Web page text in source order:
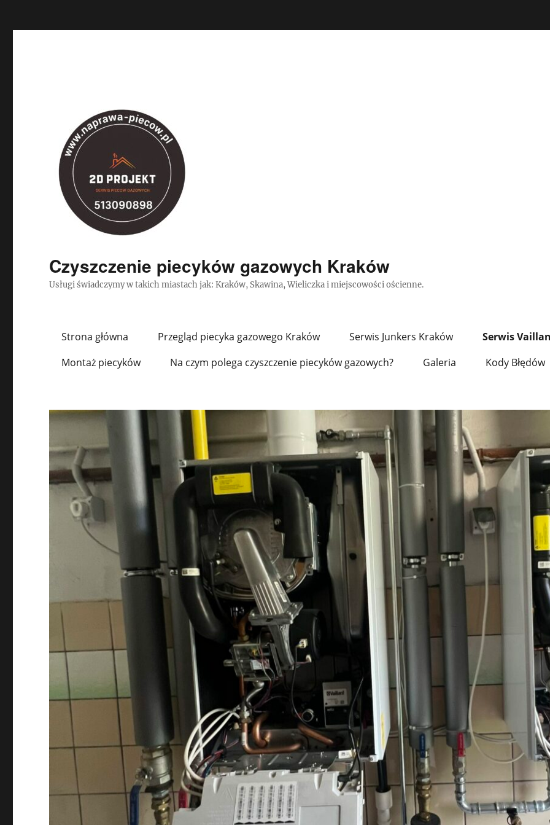
Czyszczenie piecyków gazowych Kraków
Usługi świadczymy w takich miastach jak: Kraków, Skawina, Wieliczka i miejscowości ościenne.
Strona główna Przegląd piecyka gazowego Kraków Serwis Junkers Kraków
Serwis
Montaż piecyków
Na czym polega czyszczenie piecyków gazowych? Galeria Kody Błędów